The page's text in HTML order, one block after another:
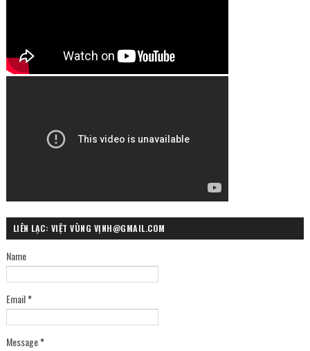
LIÊN LẠC: VIỆT VÙNG VỊNH@GMAIL.COM
Name
Email*
Message*